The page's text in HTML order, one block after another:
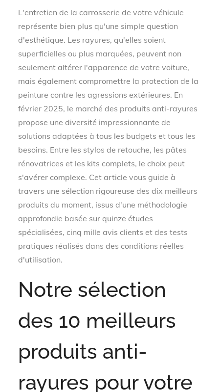
L'entretien de la carrosserie de votre véhicule
représente bien plus qu'une simple question
d'esthétique. Les rayures, qu'elles soient
superficielles ou plus marquées, peuvent non
seulement altérer l'apparence de votre voiture,
mais également compromettre la protection de la
peinture contre les agressions extérieures. En
février 2025, le marché des produits anti-rayures
propose une diversité impressionnante de
solutions adaptées à tous les budgets et tous les
besoins. Entre les stylos de retouche, les pâtes
rénovatrices et les kits complets, le choix peut
s'avérer complexe. Cet article vous guide à
travers une sélection rigoureuse des dix meilleurs
produits du moment, issus d'une méthodologie
approfondie basée sur quinze études
spécialisées, cinq mille avis clients et des tests
pratiques réalisés dans des conditions réelles
d'utilisation.
Notre sélection
des 10 meilleurs
produits anti-
rayures pour votre